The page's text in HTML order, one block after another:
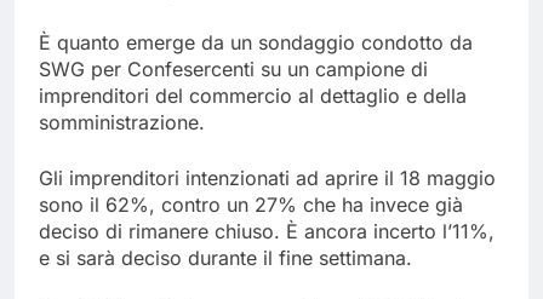
È quanto emerge da un sondaggio condotto da
SWG per Confesercenti su un campione di
imprenditori del commercio al dettaglio e della
somministrazione.
Gli imprenditori intenzionati ad aprire il 18 maggio
sono il 62%, contro un 27% che ha invece già
deciso di rimanere chiuso. È ancora incerto l’11%,
e si sarà deciso durante il fine settimana.